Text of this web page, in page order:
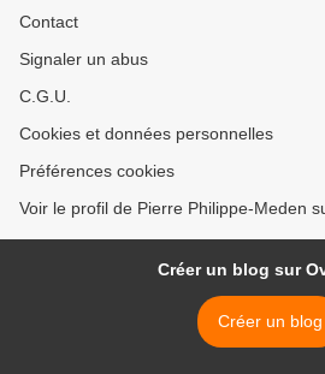
Contact
Signaler un abus
C.G.U.
Cookies et données personnelles
Préférences cookies
Voir le profil de Pierre Philippe-Meden
Créer un blog sur
Créer un blog